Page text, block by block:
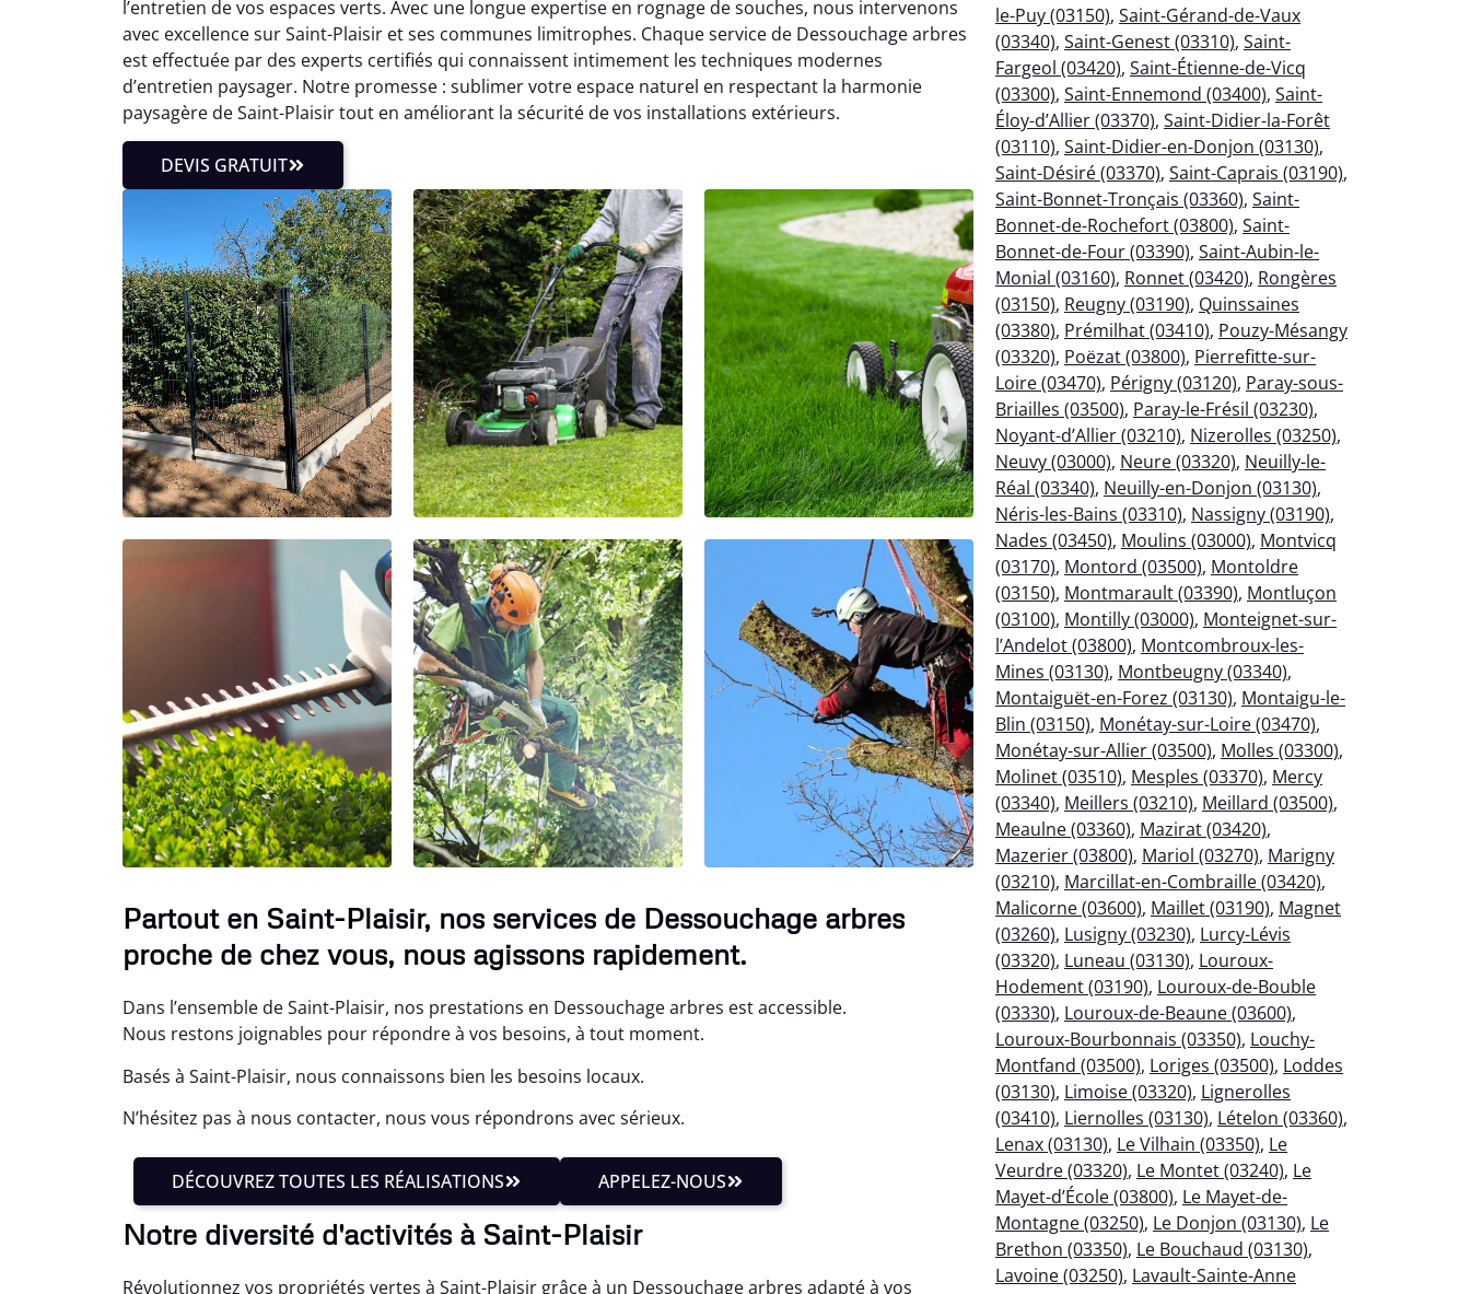
l’entretien de vos espaces verts. Avec une longue expertise en rognage de souches, nous intervenons
avec excellence sur Saint-Plaisir et ses communes limitrophes. Chaque service de Dessouchage arbres
est effectuée par des experts certifiés qui connaissent intimement les techniques modernes
d’entretien paysager. Notre promesse : sublimer votre espace naturel en respectant la harmonie
paysagère de Saint-Plaisir tout en améliorant la sécurité de vos installations extérieurs.
DEVIS GRATUIT
Partout en Saint-Plaisir, nos services de Dessouchage arbres
proche de chez vous, nous agissons rapidement.
Dans l’ensemble de Saint-Plaisir, nos prestations en Dessouchage arbres est accessible.
Nous restons joignables pour répondre à vos besoins, à tout moment.
Basés à Saint-Plaisir, nous connaissons bien les besoins locaux.
N’hésitez pas à nous contacter, nous vous répondrons avec sérieux.
DÉCOUVREZ TOUTES LES RÉALISATIONS APPELEZ-NOUS
Notre diversité d'activités à Saint-Plaisir
Révolutionnez vos propriétés vertes à Saint-Plaisir grâce à un Dessouchage arbres adapté à vos
le-Puy (03150), Saint-Gérand-de-Vaux
(03340), Saint-Genest (03310), Saint-
Fargeol (03420), Saint-Étienne-de-Vicq
(03300), Saint-Ennemond (03400), Saint-
Éloy-d’Allier (03370), Saint-Didier-la-Forêt
(03110), Saint-Didier-en-Donjon (03130),
Saint-Désiré (03370), Saint-Caprais (03190),
Saint-Bonnet-Tronçais (03360), Saint-
Bonnet-de-Rochefort (03800), Saint-
Bonnet-de-Four (03390), Saint-Aubin-le-
Monial (03160), Ronnet (03420), Rongères
(03150), Reugny (03190), Quinssaines
(03380), Prémilhat (03410), Pouzy-Mésangy
(03320), Poëzat (03800), Pierrefitte-sur-
Loire (03470), Périgny (03120), Paray-sous-
Briailles (03500), Paray-le-Frésil (03230),
Noyant-d’Allier (03210), Nizerolles (03250),
Neuvy (03000), Neure (03320), Neuilly-le-
Réal (03340), Neuilly-en-Donjon (03130),
Néris-les-Bains (03310), Nassigny (03190),
Nades (03450), Moulins (03000), Montvicq
(03170), Montord (03500), Montoldre
(03150), Montmarault (03390), Montluçon
(03100), Montilly (03000), Monteignet-sur-
l’Andelot (03800), Montcombroux-les-
Mines (03130), Montbeugny (03340),
Montaiguët-en-Forez (03130), Montaigu-le-
Blin (03150), Monétay-sur-Loire (03470),
Monétay-sur-Allier (03500), Molles (03300),
Molinet (03510), Mesples (03370), Mercy
(03340), Meillers (03210), Meillard (03500),
Meaulne (03360), Mazirat (03420),
Mazerier (03800), Mariol (03270), Marigny
(03210), Marcillat-en-Combraille (03420),
Malicorne (03600), Maillet (03190), Magnet
(03260), Lusigny (03230), Lurcy-Lévis
(03320), Luneau (03130), Louroux-
Hodement (03190), Louroux-de-Bouble
(03330), Louroux-de-Beaune (03600),
Louroux-Bourbonnais (03350), Louchy-
Montfand (03500), Loriges (03500), Loddes
(03130), Limoise (03320), Lignerolles
(03410), Liernolles (03130), Lételon (03360),
Lenax (03130), Le Vilhain (03350), Le
Veurdre (03320), Le Montet (03240), Le
Mayet-d’École (03800), Le Mayet-de-
Montagne (03250), Le Donjon (03130), Le
Brethon (03350), Le Bouchaud (03130),
Lavoine (03250), Lavault-Sainte-Anne